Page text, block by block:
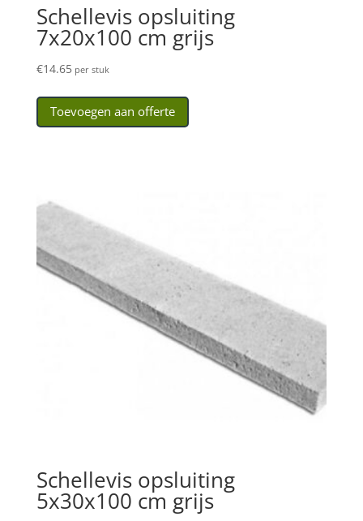
Schellevis opsluiting
7x20x100 cm grijs
€14.65per stuk
Toevoegen aan offerte
Schellevis opsluiting
5x30x100 cm grijs